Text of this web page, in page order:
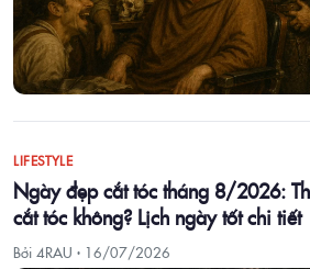
LIFESTYLE
Ngày đẹp cắt tóc tháng 8/2026:
cắt tóc không? Lịch ngày tốt chi tiết
Bởi 4RAU · 16/07/2026